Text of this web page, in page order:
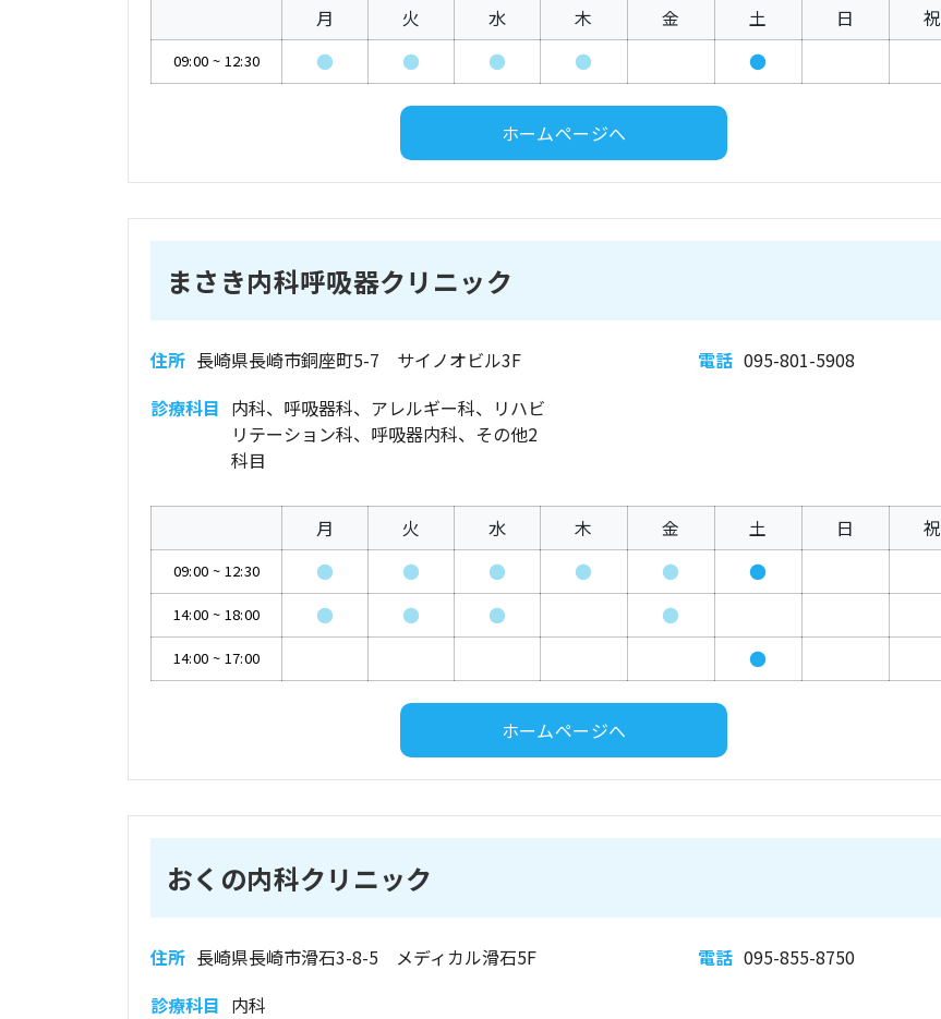
月 火 水 木 金 土 日 祝
09:00 ~ 12:30 ● ● ● ● ●
ホームページへ
まさき内科呼吸器クリニック
住所 長崎県長崎市銅座町5-7 サイノオビル3F 電話 095-801-5908
診療科目 内科、呼吸器科、アレルギー科、リハビ
リテーション科、呼吸器内科、その他2
科目
月 火 水 木 金 土 日 祝
09:00 ~ 12:30 ● ● ● ● ● ●
14:00 ~ 18:00 ● ● ● ●
14:00 ~ 17:00 ●
ホームページへ
おくの内科クリニック
住所 長崎県長崎市滑石3-8-5 メディカル滑石5F 電話 095-855-8750
診療科目 内科